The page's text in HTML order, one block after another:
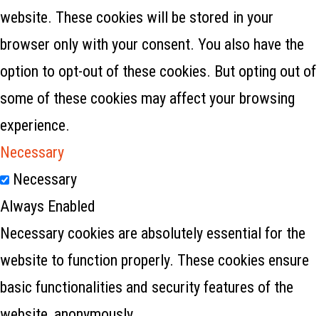
website. These cookies will be stored in your
browser only with your consent. You also have the
option to opt-out of these cookies. But opting out of
some of these cookies may affect your browsing
experience.
Necessary
Necessary
Always Enabled
Necessary cookies are absolutely essential for the
website to function properly. These cookies ensure
basic functionalities and security features of the